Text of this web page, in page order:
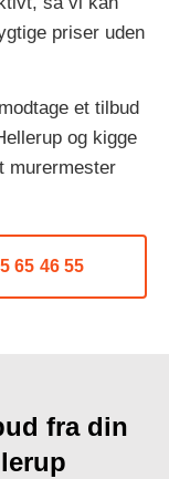
priser uden
et tilbud
og kigge
murermester
65 46 55
fra din